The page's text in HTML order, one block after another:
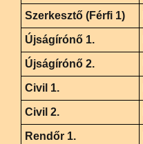
Szerkesztő (Férfi 1)
Újságírónő 1.
Újságírónő 2.
Civil 1.
Civil 2.
Rendőr 1.